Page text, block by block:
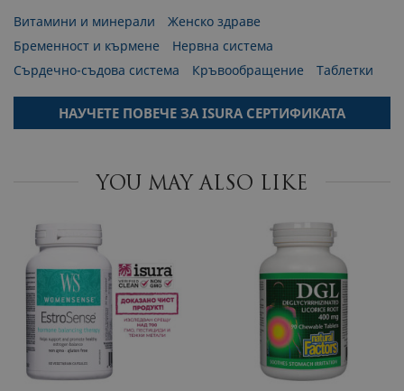
Витамини и минерали
Женско здраве
Бременност и кърмене
Нервна система
Сърдечно-съдова система
Кръвообращение Таблетки
НАУЧЕТЕ ПОВЕЧЕ ЗА ISURA СЕРТИФИКАТА
YOU MAY ALSO LIKE